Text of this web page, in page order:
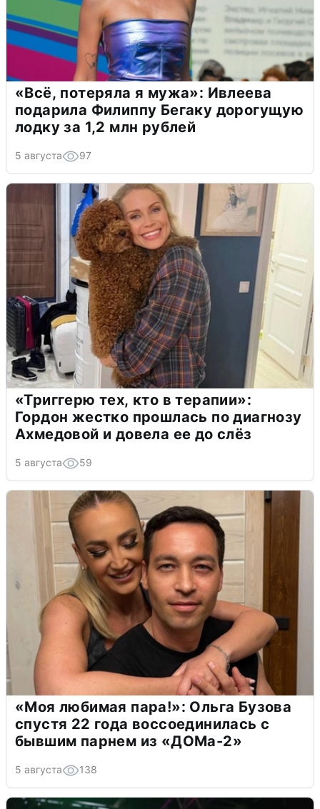
«Всё, потеряла я мужа»: Ивлеева
подарила Филиппу Бегаку дорогущую
лодку за 1,2 млн рублей
5 августа 97
«Триггерю тех, кто в терапии»:
Гордон жестко прошлась по диагнозу
Ахмедовой и довела ее до слёз
5 августа 59
«Моя любимая пара!»: Ольга Бузова
спустя 22 года воссоединилась с
бывшим парнем из «ДОМа-2»
5 августа 138